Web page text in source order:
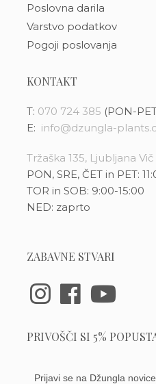
Poslovna darila
Varstvo podatkov
Pogoji poslovanja
KONTAKT
T: 070 724 385 (PON-
E: info@dzungla-
Tržaška 135, Ljubljana Vič
PON, SRE, ČET in PET:
TOR in SOB: 9:00-15:00
NED: zaprto
ZABAVNE STVARI
PRIVOŠČI SI 5%
Prijavi se na Džungla